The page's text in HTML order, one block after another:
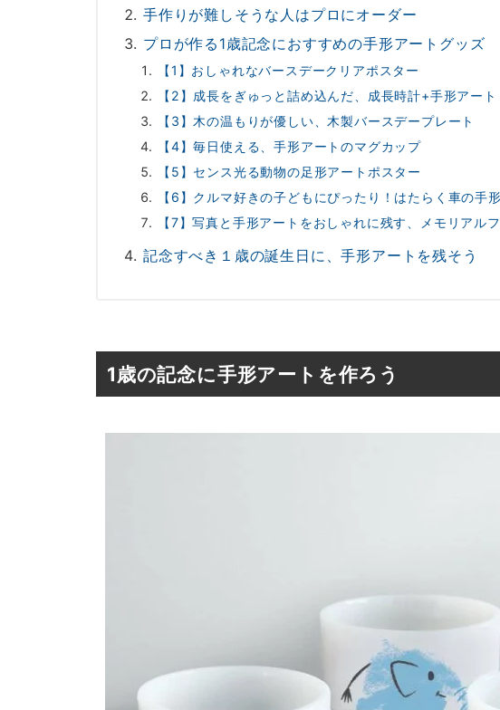
手作りが難しそうな人はプロにオーダー
プロが作る1歳記念におすすめの手形アートグッズ
【1】おしゃれなバースデークリアポスター
【2】成長をぎゅっと詰め込んだ、成長時計+手形アート
【3】木の温もりが優しい、木製バースデープレート
【4】毎日使える、手形アートのマグカップ
【5】センス光る動物の足形アートポスター
【6】クルマ好きの子どもにぴったり！はたらく車の手
【7】写真と手形アートをおしゃれに残す、メモリアル
記念すべき１歳の誕生日に、手形アートを残そう
1歳の記念に手形アートを作ろう